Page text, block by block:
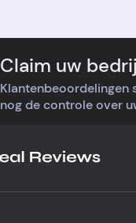
Claim uw
Klantenbeoordelingen
nog de controle over